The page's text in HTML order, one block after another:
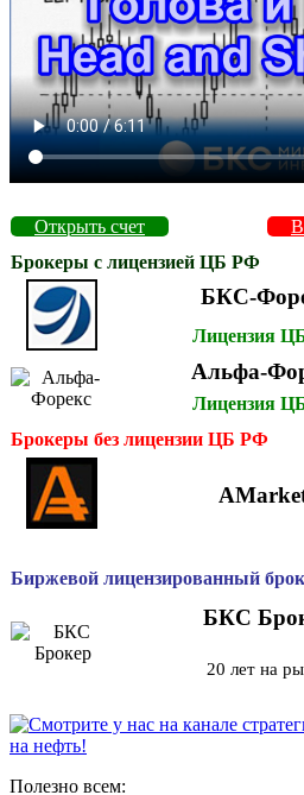
Открыть счет
Брокеры с лицензией ЦБ РФ
БКС-
Лицензия
Альфа-
Лицензия
Брокеры без лицензии ЦБ РФ
Биржевой лицензированный
БКС
20 лет на
Полезно всем: